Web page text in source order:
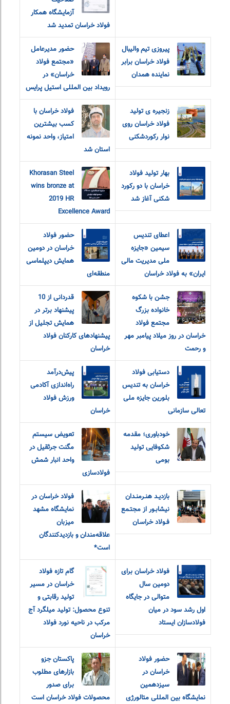
آزمایشگاه همکار
فولاد خراسان تمدید شد
پیروزی تیم والیبال
فولاد خراسان برابر
نماینده همدان
حضور مدیرعامل
«مجتمع فولاد
خراسان» در
رویداد بین المللی استیل پرایس
زنجیره ی تولید
فولاد خراسان روی
نوار رکوردشکنی
فولاد خراسان با
کسب بیشترین
امتیاز، واحد نمونه
استان شد
بهار تولید فولاد
خراسان با‌ دو رکورد
شکنی آغاز شد
Khorasan Steel
wins bronze at
2019 HR
Excellence Award
اعطای تندیس
سیمین «جایزه
ملی مدیریت مالی
ایران» به فولاد خراسان
حضور فولاد
خراسان در دومین
همایش دیپلماسی
منطقه‌ای
جشن با شکوه
خانواده بزرگ
مجتمع فولاد
خراسان در روز میلاد پیامبر مهر
و رحمت
قدردانی از 10
پیشنهاد برتر در
همایش تجلیل از
پیشنهادهای کارکنان فولاد
خراسان
دستیابی فولاد
خراسان به تندیس
بلورین جایزه ملی
تعالی سازمانی
پیش‌درآمد
راه‌اندازی آکادمی
ورزش فولاد
خراسان
خودباوری؛ مقدمه
شکوفایی تولید
بومی
تعویض سیستم
مگنت جرثقیل در
واحد انبار شمش
فولادسازی
بازديـد هنـرمنـدان
نيشابـور از مجتـمع
فـولاد خراسـان
فولاد خراسان در
نمایشگاه مشهد
میزبان
علاقه‌مندان و‌ بازدیدکنندگان
است*
فولاد خراسان برای
دومین سال
متوالی در جایگاه
اول رشد سود در میان
فولادسازان ایستاد
گام تازه فولاد
خراسان در مسیر
تولید رقابتی و
تنوع محصول: تولید میلگرد آج
مرکب در ناحیه نورد فولاد
خراسان
حضور فولاد
خراسان در
سیزدهمین
نمایشگاه بین المللی متالورژی
پاکستان جزو
بازارهای مطلوب
برای صدور
محصولات فولاد خراسان است